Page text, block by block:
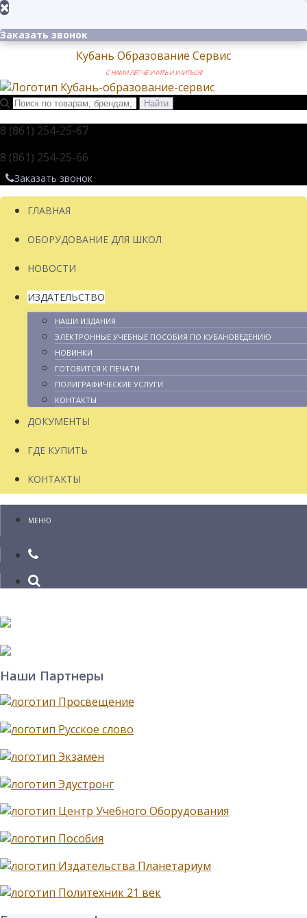
Заказать звонок
Кубань Образование Сервис
С НАМИ ЛЕГЧЕ УЧИТЬ И УЧИТЬСЯ!
8 (861) 254-25-67
8 (861) 254-25-66
Заказать звонок
ГЛАВНАЯ
ОБОРУДОВАНИЕ ДЛЯ ШКОЛ
НОВОСТИ
ИЗДАТЕЛЬСТВО
НАШИ ИЗДАНИЯ
ЭЛЕКТРОННЫЕ УЧЕБНЫЕ ПОСОБИЯ ПО КУБАНОВЕДЕНИЮ
НОВИНКИ
ГОТОВИТСЯ К ПЕЧАТИ
ПОЛИГРАФИЧЕСКИЕ УСЛУГИ
КОНТАКТЫ
ДОКУМЕНТЫ
ГДЕ КУПИТЬ
КОНТАКТЫ
МЕНЮ
Наши Партнеры